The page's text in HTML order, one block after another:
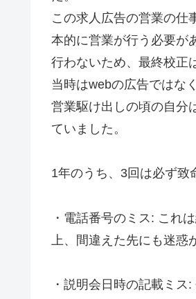
この求人広告の営業の仕
本的に営業が行う必要が
行わないため、最終校正
当時はwebの広告ではな
営業駆け出しの頃の自分
ていました。
1年のうち、3回は必ず致
・電話番号のミス: これ
上、間違えた先にも迷惑
・説明会日時の記載ミ